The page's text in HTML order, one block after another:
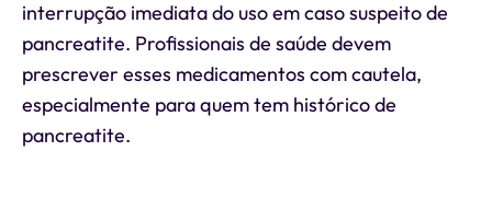
interrupção imediata do uso em caso suspeito de
pancreatite. Profissionais de saúde devem
prescrever esses medicamentos com cautela,
especialmente para quem tem histórico de
pancreatite.